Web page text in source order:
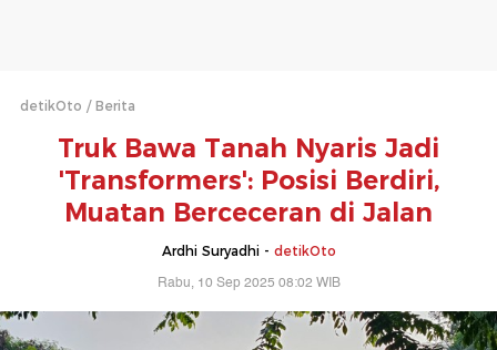
detikOto Berita
Truk Bawa Tanah Nyaris Jadi
'Transformers': Posisi Berdiri,
Muatan Berceceran di Jalan
Ardhi Suryadhi - detikOto
Rabu, 10 Sep 2025 08:02 WIB